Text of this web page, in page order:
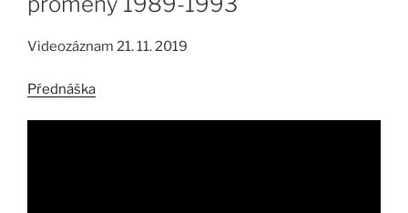
Videozáznam 21. 11. 2019
Přednáška